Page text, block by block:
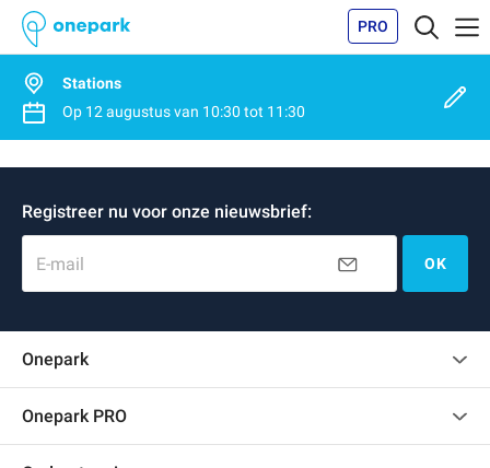
PRO
Stations
Op 12 augustusvan 10:30 tot 11:30
Registreer nu voor onze nieuwsbrief:
E-mail OK
Onepark
Onepark PRO